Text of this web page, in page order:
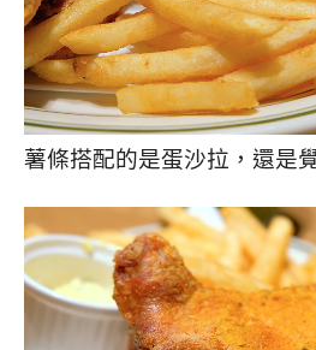
薯條搭配的是蛋沙拉，還是